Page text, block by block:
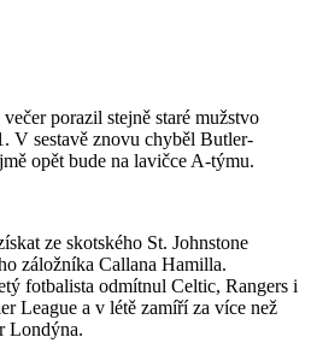
porazil stejně staré mužstvo
V sestavě znovu chyběl Butler-
opět bude na lavičce A-týmu.
ze skotského St. Johnstone
záložníka Callana Hamilla.
fotbalista odmítnul Celtic, Rangers i
League a v létě zamíří za více než
Londýna.